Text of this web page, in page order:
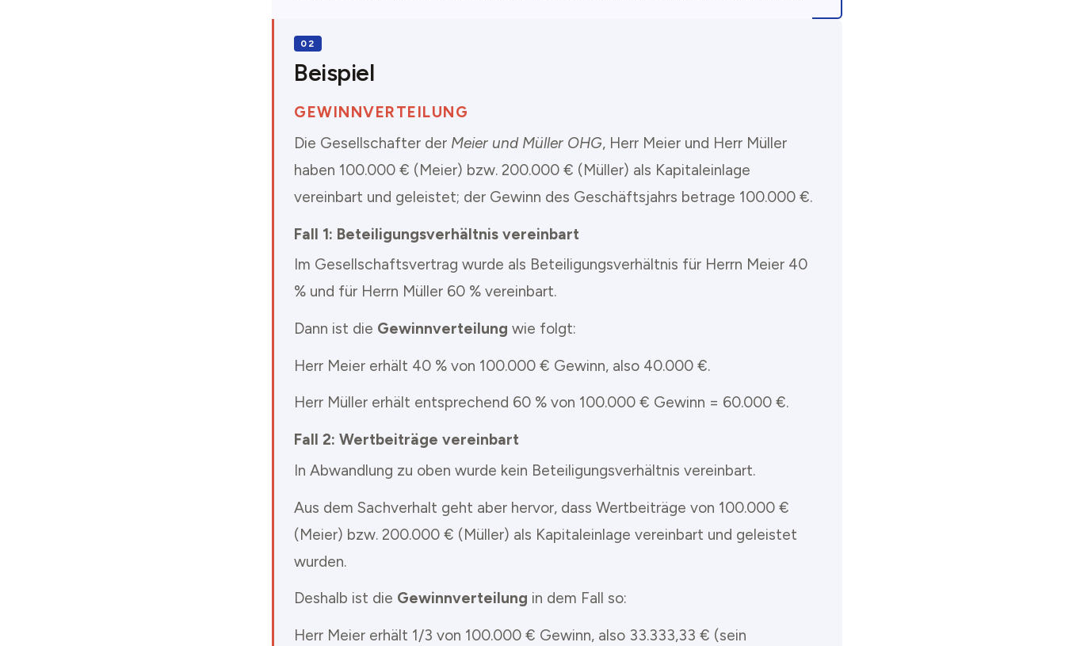
Beispiel
GEWINNVERTEILUNG
Die Gesellschafter der Meier und Müller OHG, Herr Meier und Herr Müller
haben 100.000 € (Meier) bzw. 200.000 € (Müller) als Kapitaleinlage
vereinbart und geleistet; der Gewinn des Geschäftsjahrs betrage 100.000 €.
Fall 1: Beteiligungsverhältnis vereinbart
Im Gesellschaftsvertrag wurde als Beteiligungsverhältnis für Herrn Meier 40
% und für Herrn Müller 60 % vereinbart.
Dann ist die Gewinnverteilung wie folgt:
Herr Meier erhält 40 % von 100.000 € Gewinn, also 40.000 €.
Herr Müller erhält entsprechend 60 % von 100.000 € Gewinn = 60.000 €.
Fall 2: Wertbeiträge vereinbart
In Abwandlung zu oben wurde kein Beteiligungsverhältnis vereinbart.
Aus dem Sachverhalt geht aber hervor, dass Wertbeiträge von 100.000 €
(Meier) bzw. 200.000 € (Müller) als Kapitaleinlage vereinbart und geleistet
wurden.
Deshalb ist die Gewinnverteilung in dem Fall so:
Herr Meier erhält 1/3 von 100.000 € Gewinn, also 33.333,33 € (sein